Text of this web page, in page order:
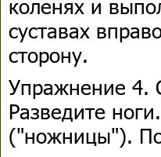
коленях и
суставах
сторону.
Упражнение 4.
Разведите
("ножницы").